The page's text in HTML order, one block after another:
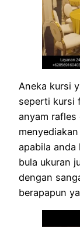
Aneka kursi
seperti kursi
anyam rafles
apabila anda
bula ukuran
dengan
berapapun